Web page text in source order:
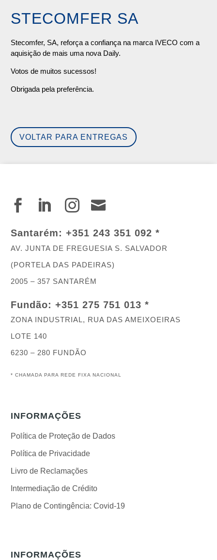
STECOMFER SA
Stecomfer, SA, reforça a confiança na marca IVECO com a
aquisição de mais uma nova Daily.
Votos de muitos sucessos!
Obrigada pela preferência.
VOLTAR PARA ENTREGAS
   
Santarém:+351 243 351 092 *
AV. JUNTA DE FREGUESIA S. SALVADOR
(PORTELA DAS PADEIRAS)
2005 – 357 SANTARÉM
Fundão:+351 275 751 013 *
ZONA INDUSTRIAL, RUA DAS AMEIXOEIRAS
LOTE 140
6230 – 280 FUNDÃO
*CHAMADA PARA REDE FIXA NACIONAL
INFORMAÇÕES
Política de Proteção de Dados
Política de Privacidade
Livro de Reclamações
Intermediação de Crédito
Plano de Contingência: Covid-19
INFORMAÇÕES